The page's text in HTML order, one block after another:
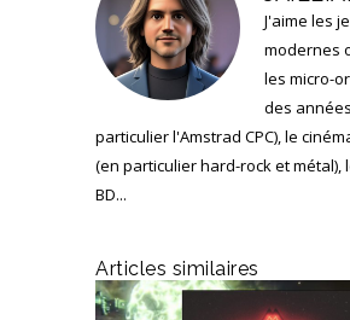
J'aime les
modernes
les micro-
des
particulier l'Amstrad CPC), le
(en particulier hard-rock et métal),
BD...
Articles similaires